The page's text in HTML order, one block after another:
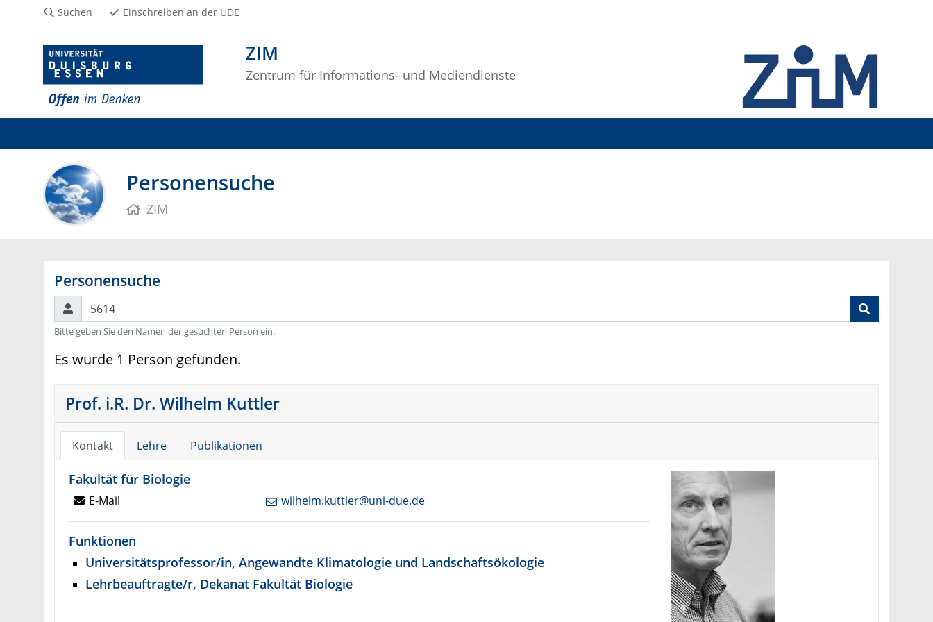
ZIM
Zentrum für Informations- und Mediendienste
Suchen Einschreiben an der UDE
Personensuche
ZIM
Personensuche
Suchen
Bitte geben Sie den Namen der gesuchten Person ein.
Es wurde 1 Person gefunden.
Prof. i.R. Dr. Wilhelm Kuttler
Kontakt Lehre Publikationen
Fakultät für Biologie
E-Mail wilhelm.kuttler@uni-due.de
Funktionen
Universitätsprofessor/in, Angewandte Klimatologie und Landschaftsökologie
Lehrbeauftragte/r, Dekanat Fakultät Biologie